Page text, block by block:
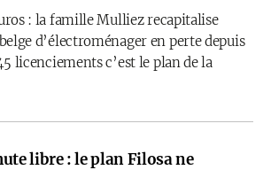
: la famille Mulliez recapitalise
d’électroménager en perte depuis
licenciements c’est le plan de la
libre : le plan Filosa ne